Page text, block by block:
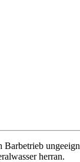
herran.